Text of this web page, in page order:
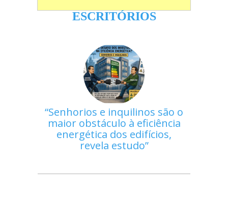
ESCRITÓRIOS
Senhorios e inquilinos são o
maior obstáculo à eficiência
energética dos edifícios,
revela estudo